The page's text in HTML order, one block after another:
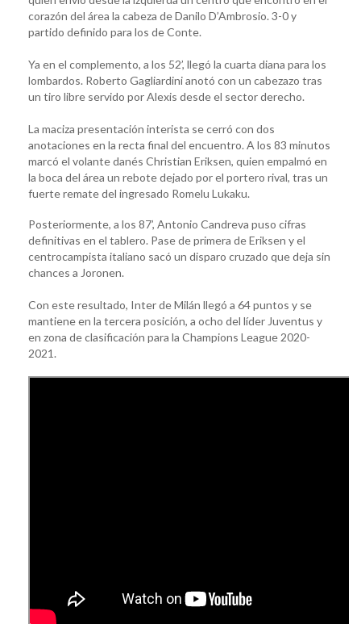
corazón del área la cabeza de Danilo D’Ambrosio. 3-0 y
partido definido para los de Conte.
Ya en el complemento, a los 52’, llegó la cuarta diana para los
lombardos. Roberto Gagliardini anotó con un cabezazo tras
un tiro libre servido por Alexis desde el sector derecho.
La maciza presentación interista se cerró con dos
anotaciones en la recta final del encuentro. A los 83 minutos
marcó el volante danés Christian Eriksen, quien empalmó en
la boca del área un rebote dejado por el portero rival, tras un
fuerte remate del ingresado Romelu Lukaku.
Posteriormente, a los 87’, Antonio Candreva puso cifras
definitivas en el tablero. Pase de primera de Eriksen y el
centrocampista italiano sacó un disparo cruzado que deja sin
chances a Joronen.
Con este resultado, Inter de Milán llegó a 64 puntos y se
mantiene en la tercera posición, a ocho del líder Juventus y
en zona de clasificación para la Champions League 2020-
2021.